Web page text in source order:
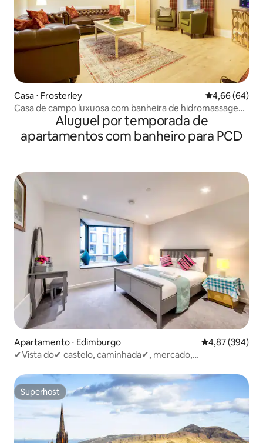
Casa ⋅ Frosterley 4,66 de uma
4,66 (64)
Casa de campo luxuosa com banheira de hidromassagem
e estacionamento gratuito
Aluguel por temporada de
apartamentos com banheiro para PCD
Apartamento ⋅ Edimburgo 4,87 de uma
4,87 (394)
✔Vista do✔ castelo, caminhada✔, mercado,
Superhost
Superhost